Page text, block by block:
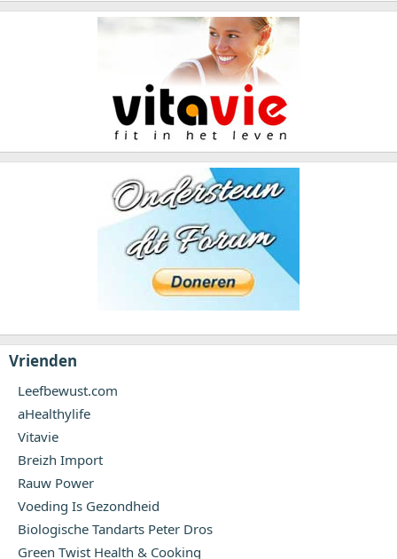
Vrienden
Leefbewust.com
aHealthylife
Vitavie
Breizh Import
Rauw Power
Voeding Is Gezondheid
Biologische Tandarts Peter Dros
Green Twist Health & Cooking